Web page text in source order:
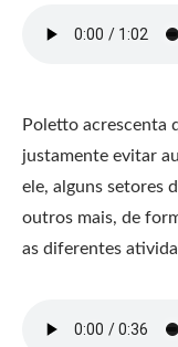
Poletto acrescenta
justamente evitar
ele, alguns setores
outros mais, de
as diferentes